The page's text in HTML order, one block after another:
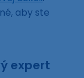
aby ste
expert